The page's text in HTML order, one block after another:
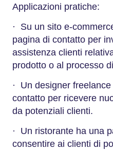
Applicazioni pratiche:
·
Su un sito e-
pagina di contatto per
assistenza clienti
prodotto o al processo
· Un designer
contatto per ricevere
da potenziali clienti.
· Un ristorante ha una
consentire ai clienti di